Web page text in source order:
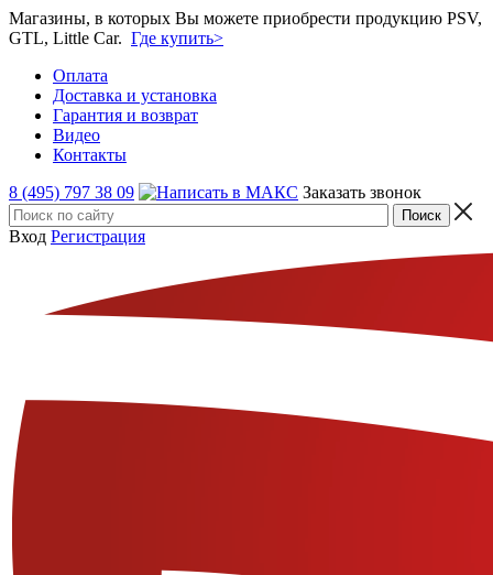
Магазины, в которых Вы можете приобрести продукцию PSV,
GTL, Little Car. Где купить>
Оплата
Доставка и установка
Гарантия и возврат
Видео
Контакты
8 (495) 797 38 09
Заказать звонок
Вход Регистрация